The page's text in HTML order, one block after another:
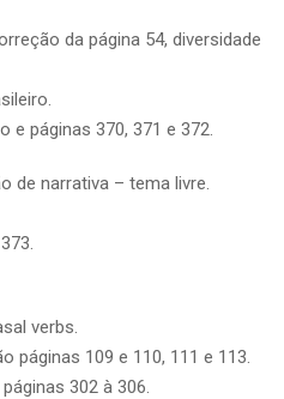
da página 54, diversidade
páginas 370, 371 e 372.
de narrativa – tema livre.
verbs.
páginas 109 e 110, 111 e 113.
302 à 306.